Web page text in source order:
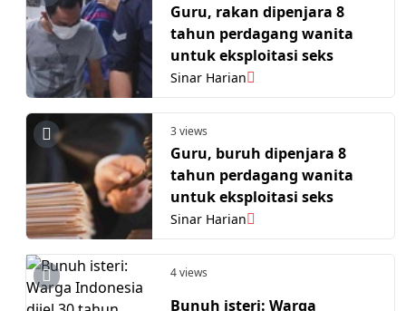
Guru, rakan dipenjara 8
tahun perdagang wanita
untuk eksploitasi seks
Sinar Harian
3 views
Guru, buruh dipenjara 8
tahun perdagang wanita
untuk eksploitasi seks
Sinar Harian
4 views
Bunuh isteri: Warga